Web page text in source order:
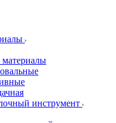
инструмент